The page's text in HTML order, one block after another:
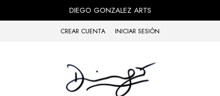
DIEGO GONZALEZ ARTS
CREAR CUENTA INICIAR SESIÓN